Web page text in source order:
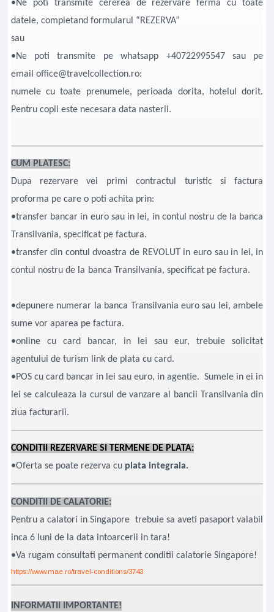
•Ne poti transmite cererea de rezervare ferma cu toate
datele, completand formularul “REZERVA”
sau
•Ne poti transmite pe whatsapp +40722995547 sau pe
email office@travelcollection.ro:
numele cu toate prenumele, perioada dorita, hotelul dorit.
Pentru copii este necesara data nasterii.
CUM PLATESC:
Dupa rezervare vei primi contractul turistic si factura
proforma pe care o poti achita prin:
•transfer bancar in euro sau in lei, in contul nostru de la banca
Transilvania, specificat pe factura.
•transfer din contul dvoastra de REVOLUT in euro sau in lei, in
contul nostru de la banca Transilvania, specificat pe factura.
•depunere numerar la banca Transilvania euro sau lei, ambele
sume vor aparea pe factura.
•online cu card bancar, in lei sau eur, trebuie solicitat
agentului de turism link de plata cu card.
•POS cu card bancar in lei sau euro, in agentie. Sumele in ei in
lei se calculeaza la cursul de vanzare al bancii Transilvania din
ziua facturarii.
CONDITII REZERVARE SI TERMENE DE PLATA:
•Oferta se poate rezerva cu plata integrala.
CONDITII DE CALATORIE:
Pentru a calatori in Singapore trebuie sa aveti pasaport valabil
inca 6 luni de la data intoarcerii in tara!
•Va rugam consultati permanent conditii calatorie Singapore!
https://www.mae.ro/travel-conditions/3743
INFORMATII IMPORTANTE!